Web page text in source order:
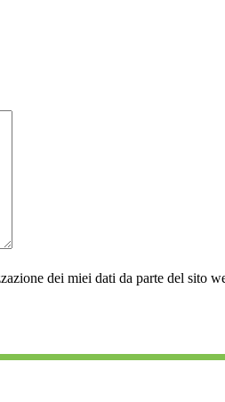
dei miei dati da parte del sito